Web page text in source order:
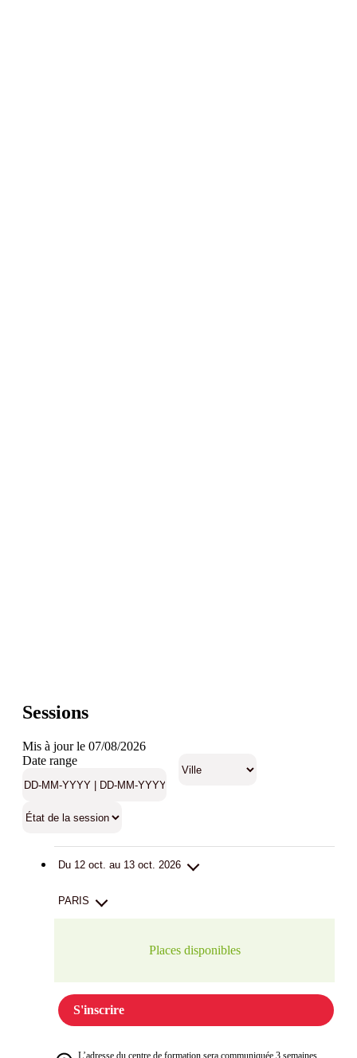
Sessions
Mis à jour le 07/08/2026
Date range
Du 12 oct. au 13 oct. 2026
PARIS
Places disponibles
S'inscrire
L’adresse du centre de formation sera communiquée 3 semaines